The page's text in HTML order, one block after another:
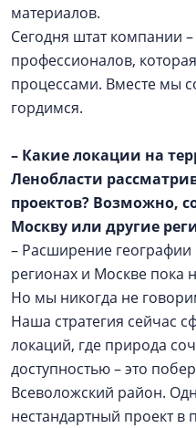
материалов.
Сегодня штат компании
профессионалов,
процессами. Вместе мы
гордимся.
– Какие локации на
Ленобласти
проектов? Возможно,
Москву или другие
– Расширение географии
регионах и Москве пока
Но мы никогда не
Наша стратегия сейчас
локаций, где природа
доступностью – это
Всеволожский район.
нестандартный проект в